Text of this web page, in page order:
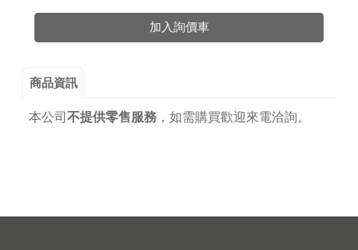
加入詢價車
商品資訊
本公司 不提供零售服務， 如需購買歡迎來電洽詢。